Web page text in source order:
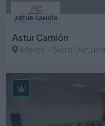
Astur Camión
Meres - Siero
Ver más